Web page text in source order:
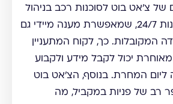
של צ'אט בוט לסוכנות רכב בניהול
לקוחות כוללים זמינות 24/7, שמאפשרת מענה מיידי גם
המקובלות. כך, לקוח המתעניין
יכול לקבל מידע ולקבוע
המחרת. בנוסף, הצ'אט בוט
רב של פניות במקביל, מה